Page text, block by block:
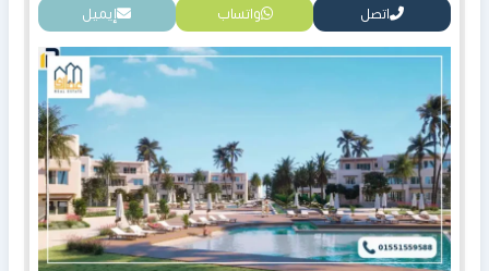
اتصل واتساب إيميل